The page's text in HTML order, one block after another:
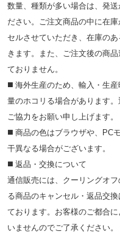
数量、種類が多い場合は、発
ださい。ご注文商品の中に在
セルさせていただき、在庫の
きます。また、ご注文後の商
ておりません。
◼️ 海外⽣産のため、輸⼊・⽣
量のホコリる場合があります
ご協⼒をお願い申し上げます。
◼️ 商品の⾊はブラウザや、PC
⼲異なる場合がございます。
◼️ 返品・交換について
通信販売には、クーリングオ
る商品のキャンセル・返品交
ております。お客様のご都合
いませんのでご了承ください。